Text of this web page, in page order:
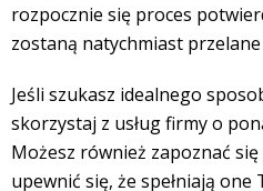
rozpocznie się proces
zostaną natychmiast
Jeśli szukasz idealnego
skorzystaj z usług firmy o
Możesz również zapoznać
upewnić się, że spełniają one